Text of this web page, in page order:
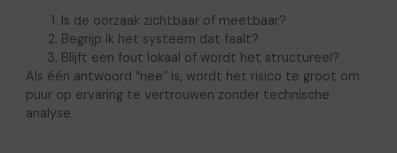
Is de oorzaak zichtbaar of meetbaar?
Begrijp ik het systeem dat faalt?
Blijft een fout lokaal of wordt het structureel?
Als één antwoord “nee” is, wordt het risico te groot om
puur op ervaring te vertrouwen zonder technische
analyse.